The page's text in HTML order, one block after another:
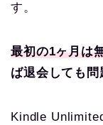
す。
最初の1ヶ月は
ば退会しても問
Kindle